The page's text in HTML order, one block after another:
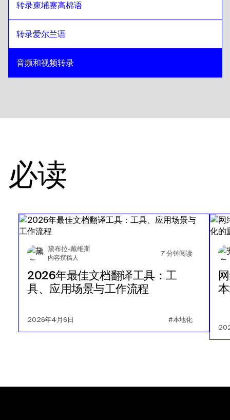
转录柬埔寨高棉语
转录爱尔兰语
音频和视频转录
必读
黛布拉-戴维斯
内容撰稿人
7 分钟阅读
2026年最佳文档翻译工具：工
具、应用场景与工作流程
2026年4月6日 #本地化